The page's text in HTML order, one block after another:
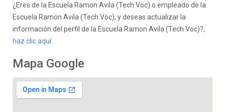
¿Eres de la Escuela Ramon Avila (Tech Voc) o empleado de la
Escuela Ramon Avila (Tech Voc), y deseas actualizar la
información del perfil de la Escuela Ramon Avila (Tech Voc)?,
haz clic aquí.
Mapa Google